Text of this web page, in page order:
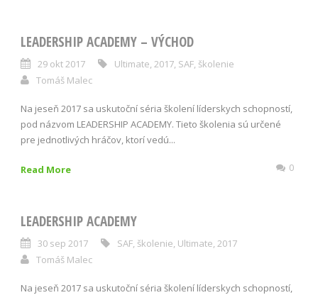
LEADERSHIP ACADEMY – VÝCHOD
29 okt 2017 Ultimate, 2017, SAF, školenie
Tomáš Malec
Na jeseň 2017 sa uskutoční séria školení líderskych schopností,
pod názvom LEADERSHIP ACADEMY. Tieto školenia sú určené
pre jednotlivých hráčov, ktorí vedú...
Read More 0
LEADERSHIP ACADEMY
30 sep 2017 SAF, školenie, Ultimate, 2017
Tomáš Malec
Na jeseň 2017 sa uskutoční séria školení líderskych schopností,